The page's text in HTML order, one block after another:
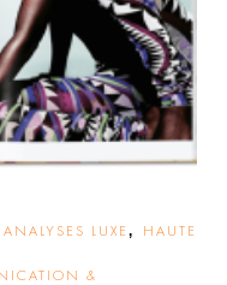
LUXE , HAUTE
&